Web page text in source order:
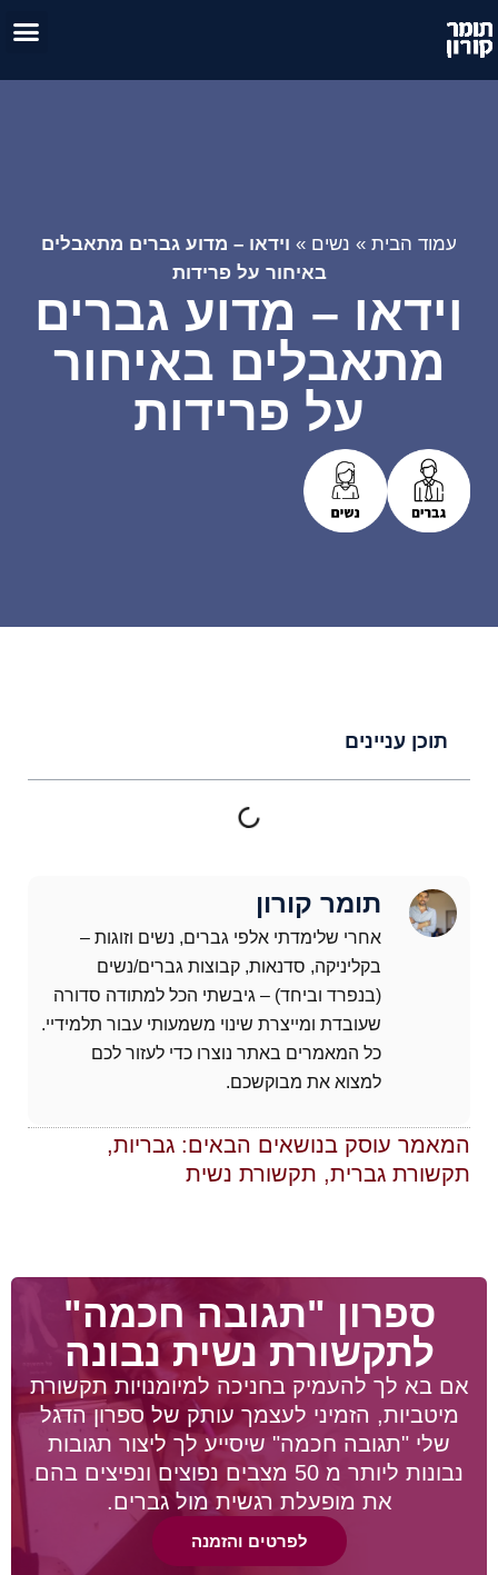
עמוד הבית » נשים » וידאו – מדוע גברים מתאבלים
באיחור על פרידות
וידאו – מדוע גברים
מתאבלים באיחור
על פרידות
תוכן עניינים
תומר קורון
אחרי שלימדתי אלפי גברים, נשים וזוגות –
בקליניקה, סדנאות, קבוצות גברים/נשים
(בנפרד וביחד) – גיבשתי הכל למתודה סדורה
שעובדת ומייצרת שינוי משמעותי עבור תלמידיי.
כל המאמרים באתר נוצרו כדי לעזור לכם
למצוא את מבוקשכם.
המאמר עוסק בנושאים הבאים: גבריות,
תקשורת גברית, תקשורת נשית
ספרון "תגובה חכמה"
לתקשורת נשית נבונה
אם בא לך להעמיק בחניכה למיומנויות תקשורת
מיטביות, הזמיני לעצמך עותק של ספרון הדגל
שלי "תגובה חכמה" שיסייע לך ליצור תגובות
נבונות ליותר מ 50 מצבים נפוצים ונפיצים בהם
את מופעלת רגשית מול גברים.
לפרטים והזמנה